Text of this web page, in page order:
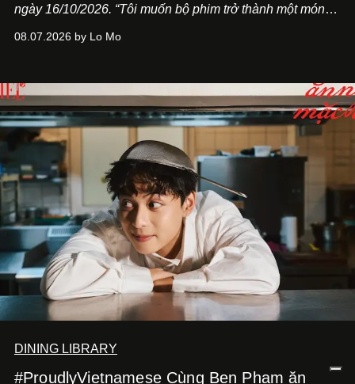
ngày 16/10/2026. “Tôi muốn bộ phim trở thành một món
Việt Nam”, NSX Will Vũ cho biết.
08.07.2026 by Lo Mo
DINING LIBRARY
#ProudlyVietnamese Cùng Ben Phạm ăn